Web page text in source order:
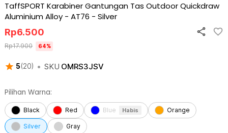
TaffSPORT Karabiner Gantungan Tas Outdoor Quickdraw
Aluminium Alloy - AT76 - Silver
5(20) • SKU OMRS3JSV
Rp6.500
Rp17.900 64%
Pilihan Warna:
Black Red Blue Habis Orange
Silver Gray